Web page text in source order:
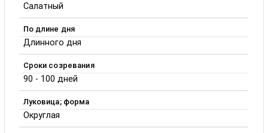
Салатный
По длине дня
Длинного дня
Сроки созревания
90 - 100 дней
Луковица; форма
Округлая